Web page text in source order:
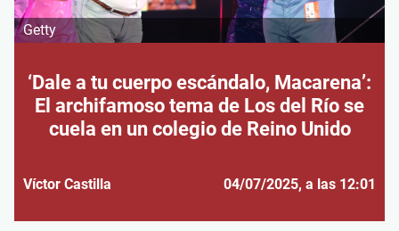
Getty
‘Dale a tu cuerpo escándalo, Macarena’:
El archifamoso tema de Los del Río se
cuela en un colegio de Reino Unido
Víctor Castilla 04/07/2025, a las 12:01